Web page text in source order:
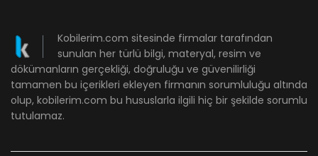
Kobilerim.com sitesinde firmalar tarafından
sunulan her türlü bilgi, materyal, resim ve
dökümanların gerçekliği, doğruluğu ve güvenilirliği
tamamen bu içerikleri ekleyen firmanın sorumluluğu altında
olup, kobilerim.com bu hususlarla ilgili hiç bir şekilde sorumlu
tutulamaz.